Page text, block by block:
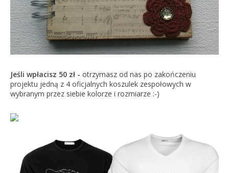
Jeśli wpłacisz 50 zł - otrzymasz od nas po zakończeniu
projektu jedną z 4 oficjalnych koszulek zespołowych w
wybranym przez siebie kolorze i rozmiarze :-)